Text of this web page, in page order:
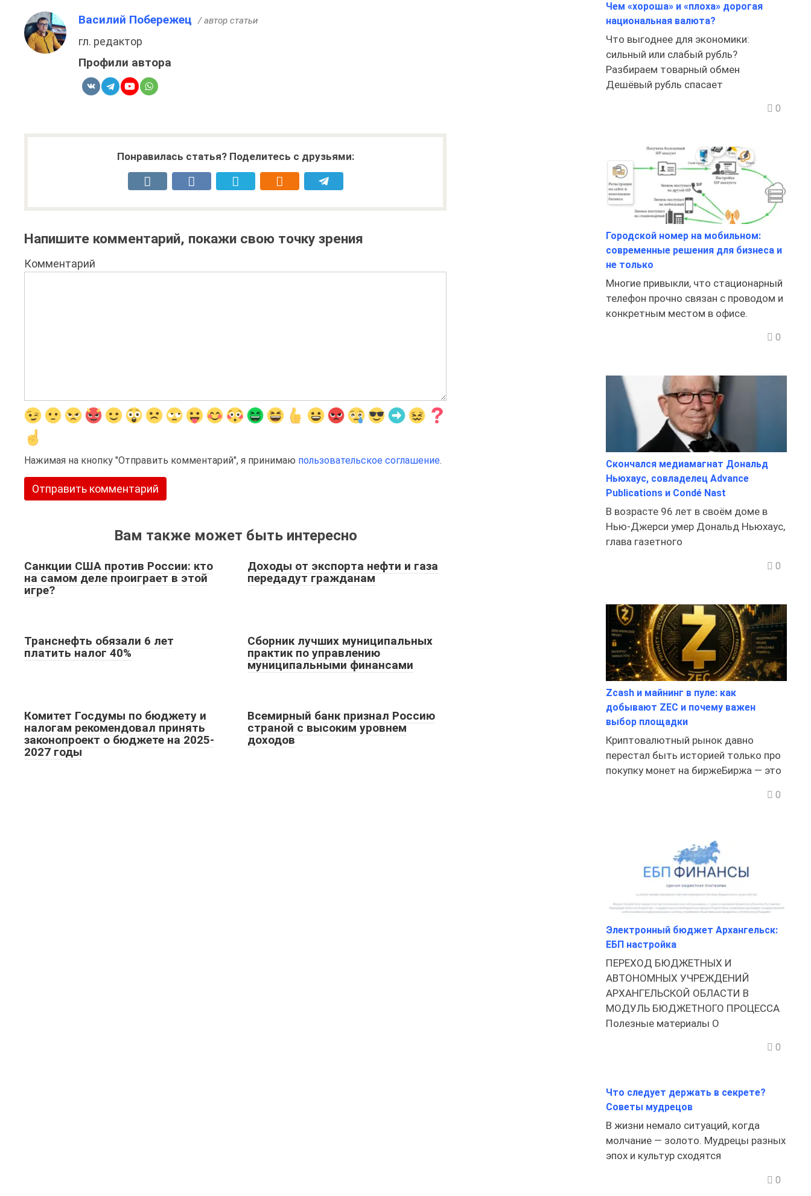
Василий Побережец / автор статьи
гл. редактор
Профили автора
Понравилась статья? Поделитесь с друзьями:
Напишите комментарий, покажи свою точку зрения
Комментарий
Нажимая на кнопку "Отправить комментарий", я принимаю пользовательское соглашение.
Вам также может быть интересно
Санкции США против России: кто
на самом деле проиграет в этой
игре?
Доходы от экспорта нефти и газа
передадут гражданам
Транснефть обязали 6 лет
платить налог 40%
Сборник лучших муниципальных
практик по управлению
муниципальными финансами
Комитет Госдумы по бюджету и
налогам рекомендовал принять
законопроект о бюджете на 2025-
2027 годы
Всемирный банк признал Россию
страной с высоким уровнем
доходов
Чем «хороша» и «плоха» дорогая
национальная валюта?
Что выгоднее для экономики:
сильный или слабый рубль?
Разбираем товарный обмен
Дешёвый рубль спасает
0
Городской номер на мобильном:
современные решения для бизнеса и
не только
Многие привыкли, что стационарный
телефон прочно связан с проводом и
конкретным местом в офисе.
0
Скончался медиамагнат Дональд
Ньюхаус, совладелец Advance
Publications и Condé Nast
В возрасте 96 лет в своём доме в
Нью-Джерси умер Дональд Ньюхаус,
глава газетного
0
Zcash и майнинг в пуле: как
добывают ZEC и почему важен
выбор площадки
Криптовалютный рынок давно
перестал быть историей только про
покупку монет на биржеБиржа — это
0
Электронный бюджет Архангельск:
ЕБП настройка
ПЕРЕХОД БЮДЖЕТНЫХ И
АВТОНОМНЫХ УЧРЕЖДЕНИЙ
АРХАНГЕЛЬСКОЙ ОБЛАСТИ В
МОДУЛЬ БЮДЖЕТНОГО ПРОЦЕССА
Полезные материалы О
0
Что следует держать в секрете?
Советы мудрецов
В жизни немало ситуаций, когда
молчание — золото. Мудрецы разных
эпох и культур сходятся
0